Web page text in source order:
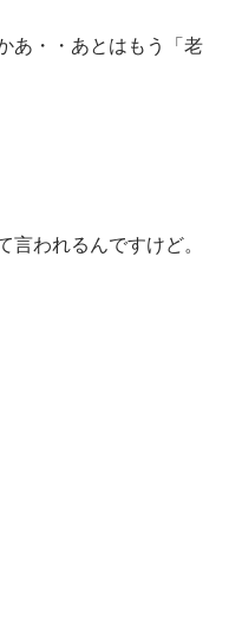
あ・・あとはもう「老
言われるんですけど。